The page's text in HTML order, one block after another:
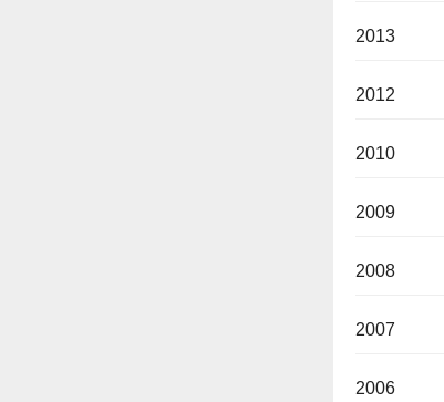
2013
2012
2010
2009
2008
2007
2006